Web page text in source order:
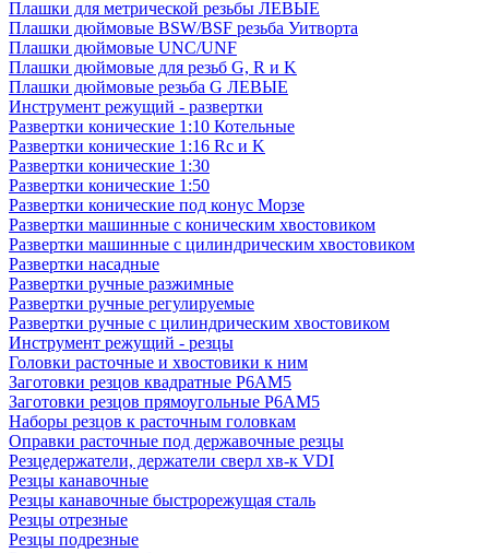
Плашки для метрической резьбы ЛЕВЫЕ
Плашки дюймовые BSW/BSF резьба Уитворта
Плашки дюймовые UNC/UNF
Плашки дюймовые для резьб G, R и K
Плашки дюймовые резьба G ЛЕВЫЕ
Инструмент режущий - развертки
Развертки конические 1:10 Котельные
Развертки конические 1:16 Rc и K
Развертки конические 1:30
Развертки конические 1:50
Развертки конические под конус Морзе
Развертки машинные с коническим хвостовиком
Развертки машинные с цилиндрическим хвостовиком
Развертки насадные
Развертки ручные разжимные
Развертки ручные регулируемые
Развертки ручные с цилиндрическим хвостовиком
Инструмент режущий - резцы
Головки расточные и хвостовики к ним
Заготовки резцов квадратные Р6АМ5
Заготовки резцов прямоугольные Р6АМ5
Наборы резцов к расточным головкам
Оправки расточные под державочные резцы
Резцедержатели, держатели сверл хв-к VDI
Резцы канавочные
Резцы канавочные быстрорежущая сталь
Резцы отрезные
Резцы подрезные